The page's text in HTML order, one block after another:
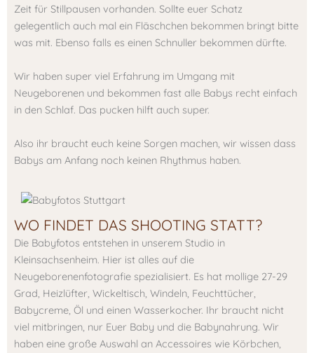
Zeit für Stillpausen vorhanden. Sollte euer Schatz
gelegentlich auch mal ein Fläschchen bekommen bringt bitte
was mit. Ebenso falls es einen Schnuller bekommen dürfte.
Wir haben super viel Erfahrung im Umgang mit
Neugeborenen und bekommen fast alle Babys recht einfach
in den Schlaf. Das pucken hilft auch super.
Also ihr braucht euch keine Sorgen machen, wir wissen dass
Babys am Anfang noch keinen Rhythmus haben.
WO FINDET DAS SHOOTING STATT?
Die Babyfotos entstehen in unserem Studio in
Kleinsachsenheim. Hier ist alles auf die
Neugeborenenfotografie spezialisiert. Es hat mollige 27-29
Grad, Heizlüfter, Wickeltisch, Windeln, Feuchttücher,
Babycreme, Öl und einen Wasserkocher. Ihr braucht nicht
viel mitbringen, nur Euer Baby und die Babynahrung. Wir
haben eine große Auswahl an Accessoires wie Körbchen,